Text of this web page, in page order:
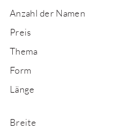
Anzahl der Namen
Preis
Thema
Form
Länge
Breite